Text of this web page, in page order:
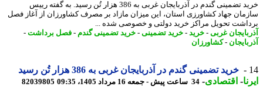
خرید تضمینی گندم در آذربایجان غربی به 386 هزار تُن رسید. به گفته رییس
جهاد کشاورزی استان، این میزان مازاد بر مصرف کشاورزان از آغاز فصل
تحویل مراکز خرید دولتی و خصوصی شده ...
غربی- خرید- خرید تضمینی-خرید تضمینی گندم-فصل برداشت -
-کشاورزان
خرید تضمینی گندم در آذربایجان غربی به 386 هزار تُن رسید
-اقتصادی-34 ساعت پیش - جمعه 16 مرداد 1405، 09:35 82039805